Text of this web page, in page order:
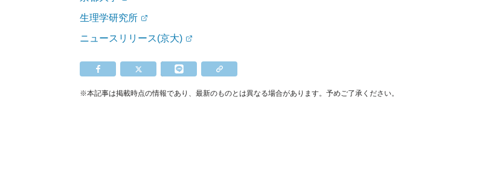
生理学研究所
ニュースリリース(京大)
※本記事は掲載時点の情報であり、最新のものとは異なる場合があります。予めご了承ください。